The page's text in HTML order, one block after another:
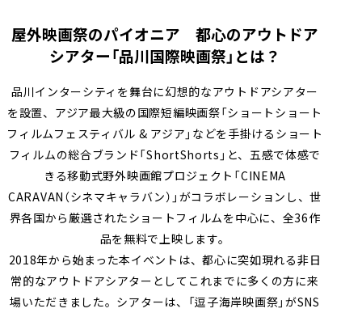
屋外映画祭のパイオニア 都心のアウトドア
シアター「品川国際映画祭」とは？
品川インターシティを舞台に幻想的なアウトドアシアター
を設置、アジア最⼤級の国際短編映画祭「ショートショート
フィルムフェスティバル & アジア」などを手掛けるショート
フィルムの総合ブランド「ShortShorts」と、五感で体感で
きる移動式野外映画館プロジェクト「CINEMA
CARAVAN（シネマキャラバン）」がコラボレーションし、世
界各国から厳選されたショートフィルムを中心に、全36作
品を無料で上映します。
2018年から始まった本イベントは、都心に突如現れる⾮⽇
常的なアウトドアシアターとしてこれまでに多くの方に来
場いただきました。シアターは、「逗子海岸映画祭」がSNS